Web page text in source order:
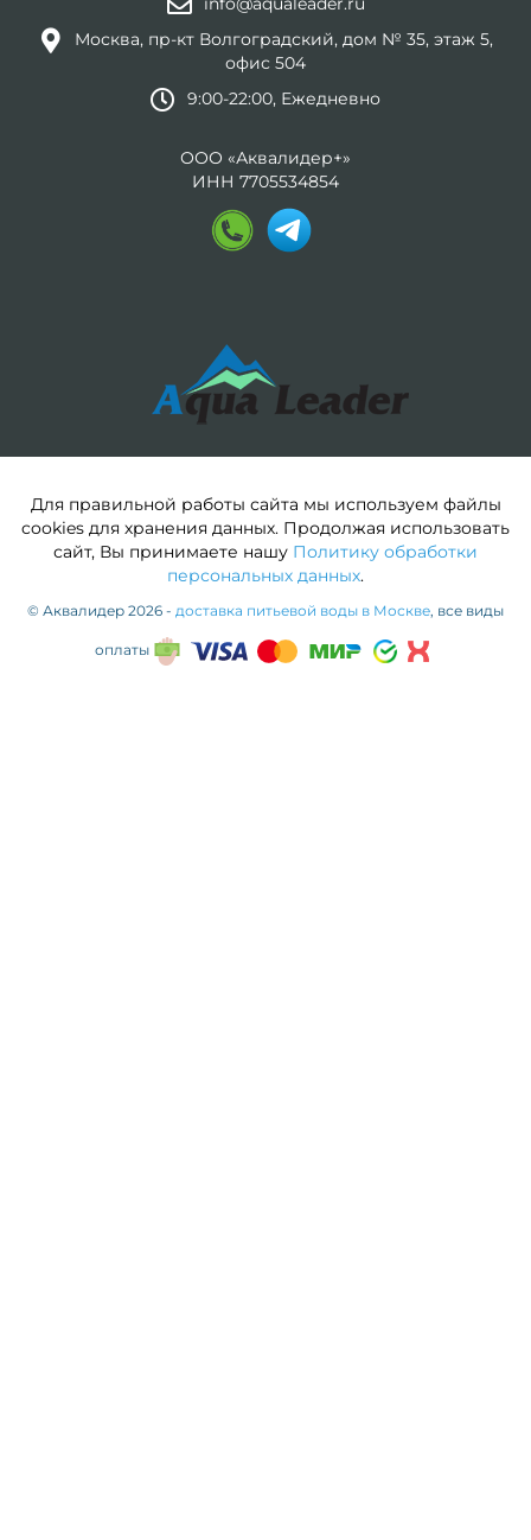
Москва, пр-кт Волгоградский, дом № 35, этаж 5,
офис 504
9:00-22:00, Ежедневно
ООО «Аквалидер+»
ИНН 7705534854
Для правильной работы сайта мы используем файлы
cookies для хранения данных. Продолжая использовать
сайт, Вы принимаете нашу Политику обработки
персональных данных.
© Аквалидер 2026 - доставка питьевой воды в Москве, все виды
оплаты